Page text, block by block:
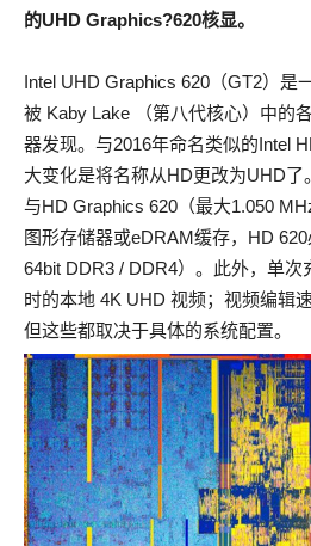
的UHD Graphics?620核显。
Intel UHD Graphics 620（GT2）是
被 Kaby Lake （第八代核心）中的
器发现。与2016年命名类似的Intel
大变化是将名称从HD更改为UHD
与HD Graphics 620（最大1.050
图形存储器或eDRAM缓存，HD
64bit DDR3 / DDR4）。此外，单次
时的本地 4K UHD 视频；视频编
但这些都取决于具体的系统配置。